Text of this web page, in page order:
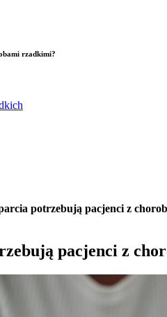
rzadkimi?
potrzebują pacjenci z
pacjenci z